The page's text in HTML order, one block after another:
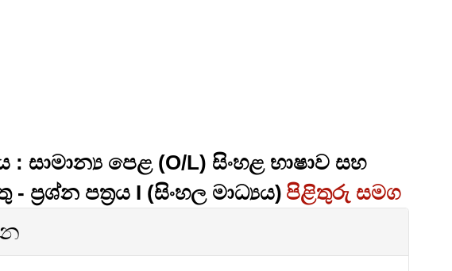
සාමාන්‍ය පෙළ (O/L) සිංහළ භාෂාව සහ
- ප්‍රශ්න පත්‍රය I (සිංහල මාධ්‍යය) පිළිතුරු සමග